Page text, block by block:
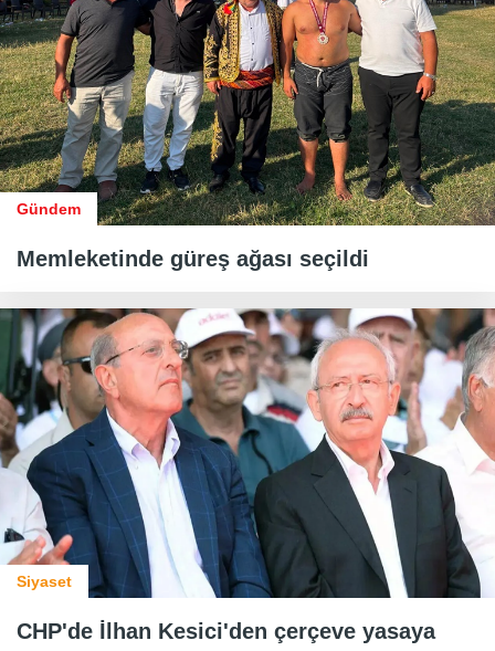
Gündem
Memleketinde güreş ağası seçildi
Siyaset
CHP'de İlhan Kesici'den çerçeve yasaya